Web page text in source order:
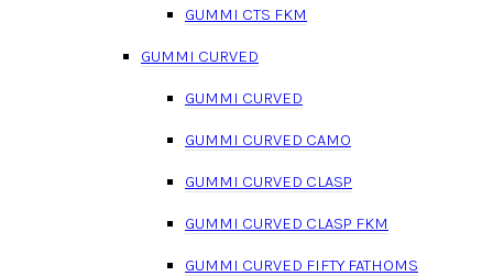
GUMMI CTS FKM
GUMMI CURVED
GUMMI CURVED
GUMMI CURVED CAMO
GUMMI CURVED CLASP
GUMMI CURVED CLASP FKM
GUMMI CURVED FIFTY FATHOMS